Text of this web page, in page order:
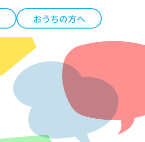
おうちの方へ